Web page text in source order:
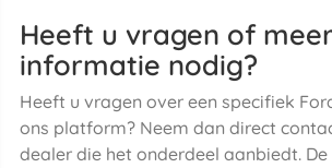
Heeft u vragen of
informatie nodig?
Heeft u vragen over een specifiek
ons platform? Neem dan direct
dealer die het onderdeel aanbiedt. De